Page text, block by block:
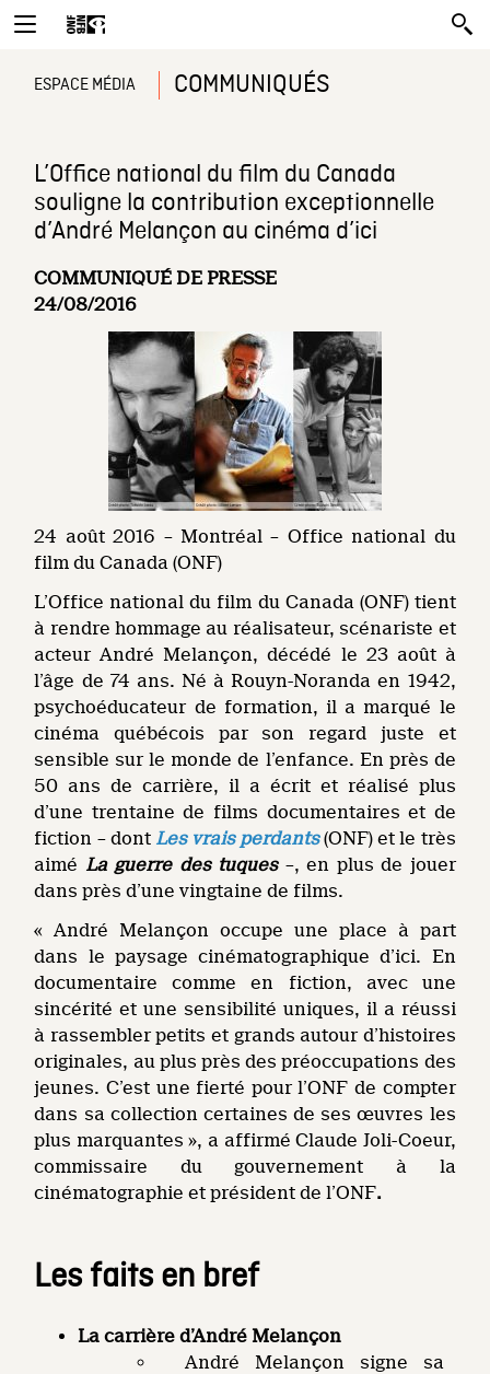
ESPACE MÉDIA COMMUNIQUÉS
L’Office national du film du Canada
souligne la contribution exceptionnelle
d’André Melançon au cinéma d’ici
COMMUNIQUÉ DE PRESSE
24/08/2016
24 août 2016 – Montréal – Office national du
film du Canada (ONF)
L’Office national du film du Canada (ONF) tient
à rendre hommage au réalisateur, scénariste et
acteur André Melançon, décédé le 23 août à
l’âge de 74 ans. Né à Rouyn-Noranda en 1942,
psychoéducateur de formation, il a marqué le
cinéma québécois par son regard juste et
sensible sur le monde de l’enfance. En près de
50 ans de carrière, il a écrit et réalisé plus
d’une trentaine de films documentaires et de
fiction – dont Les vrais perdants(ONF) et le très
aimé La guerre des tuques–, en plus de jouer
dans près d’une vingtaine de films.
« André Melançon occupe une place à part
dans le paysage cinématographique d’ici. En
documentaire comme en fiction, avec une
sincérité et une sensibilité uniques, il a réussi
à rassembler petits et grands autour d’histoires
originales, au plus près des préoccupations des
jeunes. C’est une fierté pour l’ONF de compter
dans sa collection certaines de ses œuvres les
plus marquantes », a affirmé Claude Joli-Coeur,
commissaire du gouvernement à la
cinématographie et président de l’ONF.
Les faits en bref
La carrière d’André Melançon
André Melançon signe sa